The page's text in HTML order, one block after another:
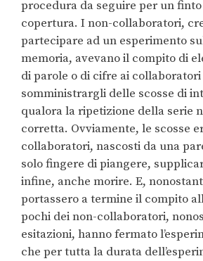
procedura da seguire per un
copertura. I non-collaboratori,
partecipare ad un esperimento
memoria, avevano il compito di
di parole o di cifre ai collaboratori
somministrargli delle scosse di
qualora la ripetizione della serie
corretta. Ovviamente, le scosse
collaboratori, nascosti da una
solo fingere di piangere,
infine, anche morire. E,
portassero a termine il compito
pochi dei non-collaboratori,
esitazioni, hanno fermato
che per tutta la durata